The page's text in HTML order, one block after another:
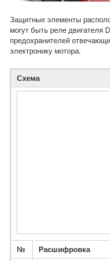
Защитные элементы
могут быть реле двигателя
предохранителей
электронику мотора.
Схема
№ Расшифровка